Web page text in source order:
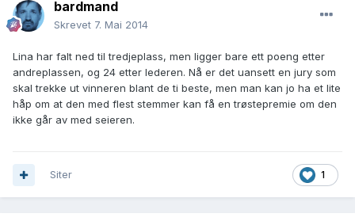
bardmand
Skrevet 7. Mai 2014
Lina har falt ned til tredjeplass, men ligger bare ett poeng etter
andreplassen, og 24 etter lederen. Nå er det uansett en jury som
skal trekke ut vinneren blant de ti beste, men man kan jo ha et lite
håp om at den med flest stemmer kan få en trøstepremie om den
ikke går av med seieren.
1
Siter